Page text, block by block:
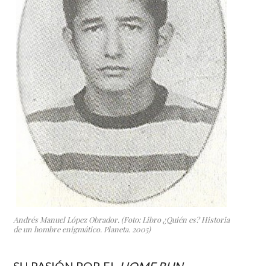
Andrés Manuel López Obrador. (Foto: Libro¿Quién es? Historia
de un hombre enigmático. Planeta. 2005)